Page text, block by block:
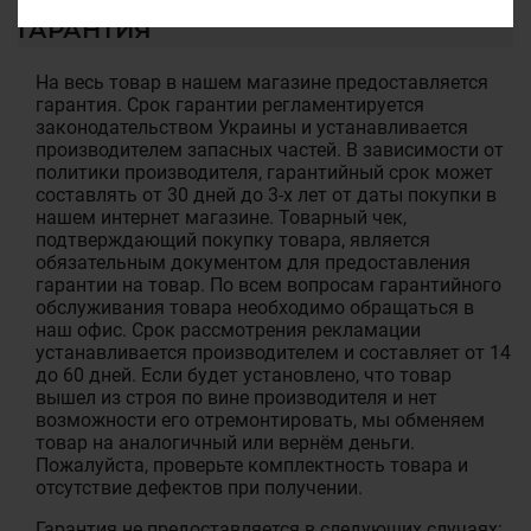
ГАРАНТИЯ
На весь товар в нашем магазине предоставляется
гарантия. Срок гарантии регламентируется
законодательством Украины и устанавливается
производителем запасных частей. В зависимости от
политики производителя, гарантийный срок может
составлять от 30 дней до 3-х лет от даты покупки в
нашем интернет магазине. Товарный чек,
подтверждающий покупку товара, является
обязательным документом для предоставления
гарантии на товар. По всем вопросам гарантийного
обслуживания товара необходимо обращаться в
наш офис. Срок рассмотрения рекламации
устанавливается производителем и составляет от 14
до 60 дней. Если будет установлено, что товар
вышел из строя по вине производителя и нет
возможности его отремонтировать, мы обменяем
товар на аналогичный или вернём деньги.
Пожалуйста, проверьте комплектность товара и
отсутствие дефектов при получении.